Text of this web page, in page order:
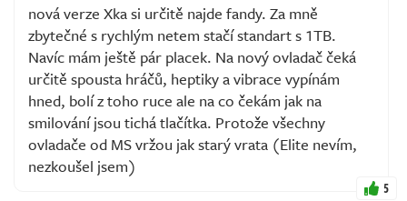
nová verze Xka si určitě najde fandy. Za mně
zbytečné s rychlým netem stačí standart s 1TB.
Navíc mám ještě pár placek. Na nový ovladač čeká
určitě spousta hráčů, heptiky a vibrace vypínám
hned, bolí z toho ruce ale na co čekám jak na
smilování jsou tichá tlačítka. Protože všechny
ovladače od MS vržou jak starý vrata (Elite nevím,
nezkoušel jsem)
5